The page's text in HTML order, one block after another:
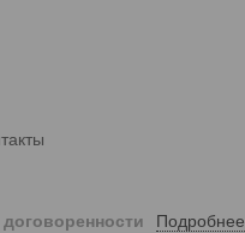
договоренности Подробнее